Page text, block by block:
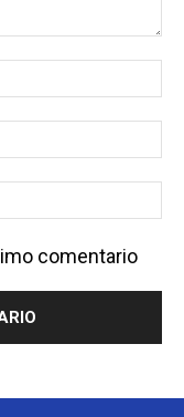
comentario